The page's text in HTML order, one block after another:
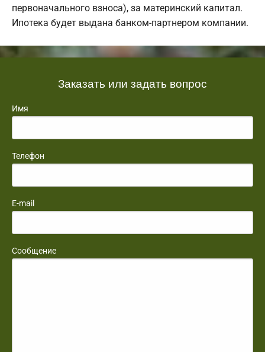
первоначального взноса), за материнский капитал.
Ипотека будет выдана банком-партнером компании.
Заказать или задать вопрос
Имя
Телефон
E-mail
Сообщение